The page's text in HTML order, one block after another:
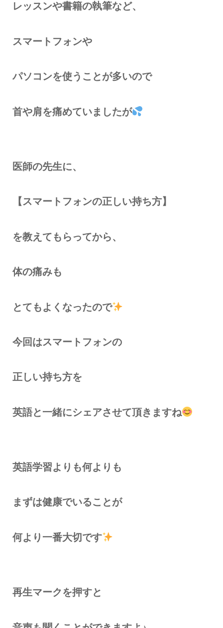
レッスンや書籍の執筆など、
スマートフォンや
パソコンを使うことが多いので
首や肩を痛めていましたが
医師の先生に、
【スマートフォンの正しい持ち方】
を教えてもらってから、
体の痛みも
とてもよくなったので
今回はスマートフォンの
正しい持ち方を
英語と一緒にシェアさせて頂きますね
英語学習よりも何よりも
まずは健康でいることが
何より一番大切です
再生マークを押すと